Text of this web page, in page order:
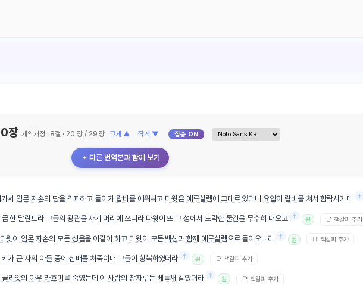
장 개역개정 · 8절 · 20 장 / 29 장 크게 ▲ 작게 ▼ 집중 ON
＋ 다른 번역본과 함께 보기
서 암몬 자손의 땅을 격파하고 들어가 랍바를 에워싸고 다윗은 예루살렘에 그대로있더니요압이 랍바를 쳐서 함락시키매 †
한 달란트라 그들의 왕관을자기 머리 에 쓰니라 다윗 이 또 그 성에서 노략한 물건을 무수히 내오고 † 원 📑 책갈피 추가
다윗 이 암몬 자손의 모든 성읍을 이같이 하고 다윗 이 모든 백성과함께 예루살렘으로 돌아오니라 † 원 📑 책갈피 추가
키가 큰자의 아들중에 십배를 쳐죽이매 그들이 항복하였더라 † 원 📑 책갈피 추가
골리앗의 아우 라흐미 를 죽였는데 이사람의 창자루는 베틀채 같았더라 † 원 📑 책갈피 추가